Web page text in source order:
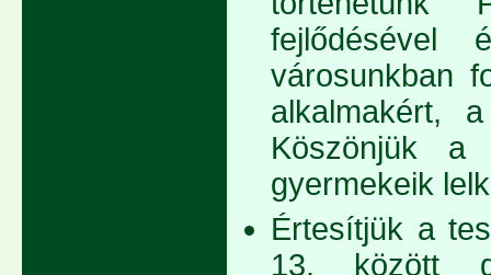
fejlődésével
városunkban
alkalmakért,
Köszönjük a
gyermekeik
Értesítjük a
13. között